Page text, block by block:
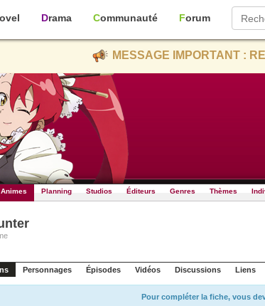
Novel Drama Communauté Forum
MESSAGE IMPORTANT :
Animes Planning Studios Éditeurs Genres Thèmes
Personnages Épisodes Vidéos Discussions Liens
Pour compléter la fiche, vous